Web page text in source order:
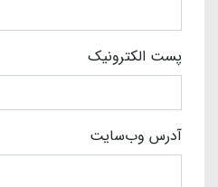
پست الکترونیک
آدرس وب‌سایت